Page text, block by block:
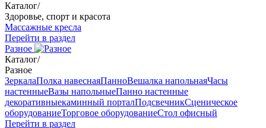
Каталог/
Здоровье, спорт и красота
Массажные кресла
Перейти в раздел
Разное
Каталог/
Разное
ЗеркалаПолка навеснаяПанноВешалка напольнаяЧасы
настенныеВазы напольныеПанно настенные
декоративныекаминный порталПодсвечникСценическое
оборудованиеТорговое оборудованиеСтол офисный
Перейти в раздел